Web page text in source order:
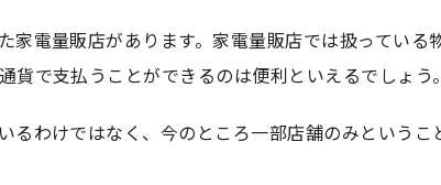
家電量販店があります。家電量販店では扱っている
で支払うことができるのは便利といえるでしょう。
るわけではなく、今のところ一部店舗のみというこ